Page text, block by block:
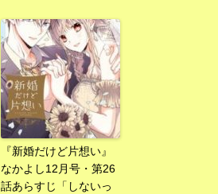
『新婚だけど片想い』
なかよし12月号・第26
話あらすじ「しないっ